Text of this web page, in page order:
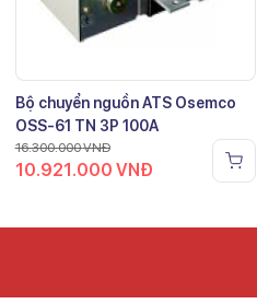
Bộ chuyển nguồn ATS Osemco
OSS-61 TN 3P 100A
16.300.000VNĐ
10.921.000 VNĐ